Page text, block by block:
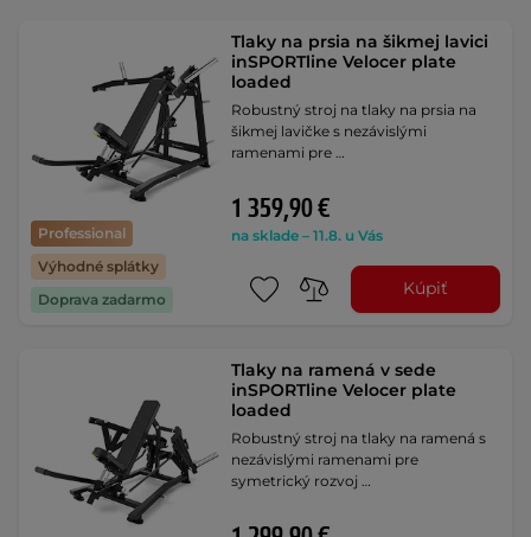
Professional
Výhodné splátky
Doprava zadarmo
Tlaky na prsia na šikmej lavici
inSPORTline Velocer plate
loaded
Robustný stroj na tlaky na prsia na
šikmej lavičke s nezávislými
ramenami pre …
1 359,90 €
na sklade – 11.8. u Vás
Kúpiť
Tlaky na ramená v sede
inSPORTline Velocer plate
loaded
Robustný stroj na tlaky na ramená s
nezávislými ramenami pre
symetrický rozvoj …